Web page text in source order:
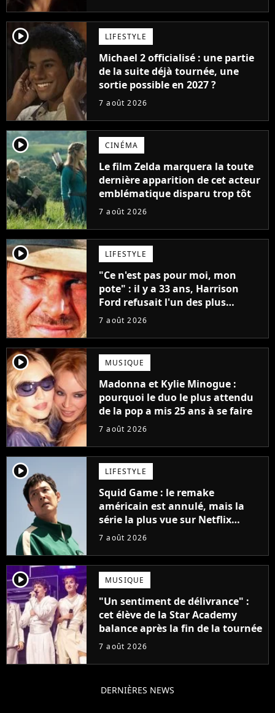
player2 LIFESTYLE
Michael 2 officialisé : une partie
de la suite déjà tournée, une
sortie possible en 2027 ?
7 août 2026
player2 CINÉMA
Le film Zelda marquera la toute
dernière apparition de cet acteur
emblématique disparu trop tôt
7 août 2026
player2 LIFESTYLE
"Ce n'est pas pour moi, mon
pote" : il y a 33 ans, Harrison
Ford refusait l'un des plus
grands succès de tous les temps
7 août 2026
player2 MUSIQUE
Madonna et Kylie Minogue :
pourquoi le duo le plus attendu
de la pop a mis 25 ans à se faire
7 août 2026
player2 LIFESTYLE
Squid Game : le remake
américain est annulé, mais la
série la plus vue sur Netflix
pourrait avoir une version
7 août 2026
player2 MUSIQUE
"Un sentiment de délivrance" :
cet élève de la Star Academy
balance après la fin de la tournée
7 août 2026
DERNIÈRES NEWS